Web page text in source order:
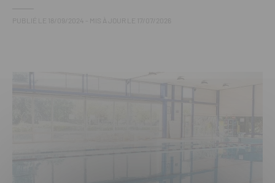
PUBLIÉ LE 18/09/2024 - MIS À JOUR LE 17/07/2026